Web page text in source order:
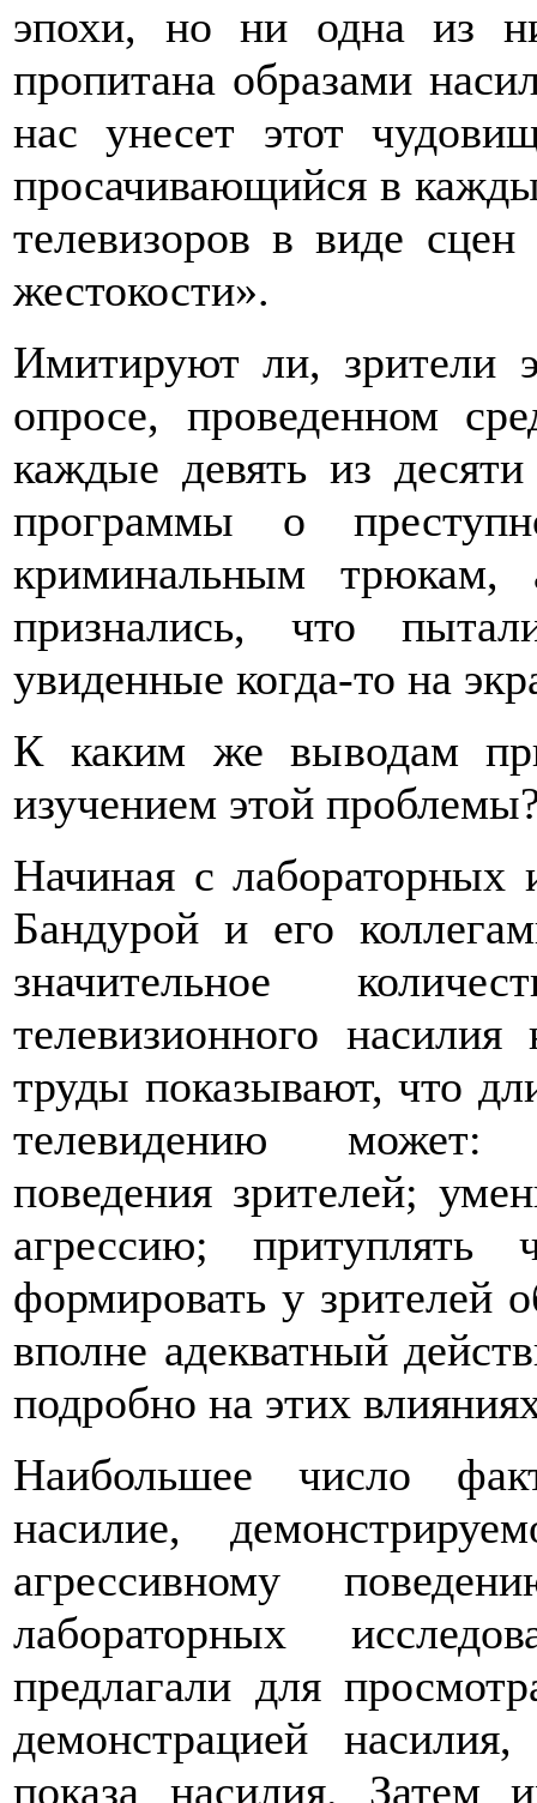
эпохи, но ни одна из
пропитана образами
нас унесет этот
просачивающийся в
телевизоров в виде сцен
жестокости».
Имитируют ли, зрители
опросе, проведенном
каждые девять из
программы о
криминальным трюкам,
признались, что
увиденные когда-то на
К каким же выводам
изучением этой
Начиная с лабораторных
Бандурой и его
значительное
телевизионного
труды показывают, что
телевидению может:
поведения зрителей;
агрессию; притуплять
формировать у зрителей
вполне адекватный
подробно на этих
Наибольшее число
насилие,
агрессивному
лабораторных
предлагали для
демонстрацией
показа насилия. Затем